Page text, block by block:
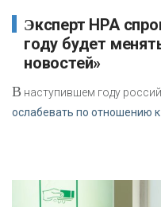
Эксперт НРА спрогнозировала, как в 2023
году будет
новостей»
В наступившем году
ослабевать по отношению